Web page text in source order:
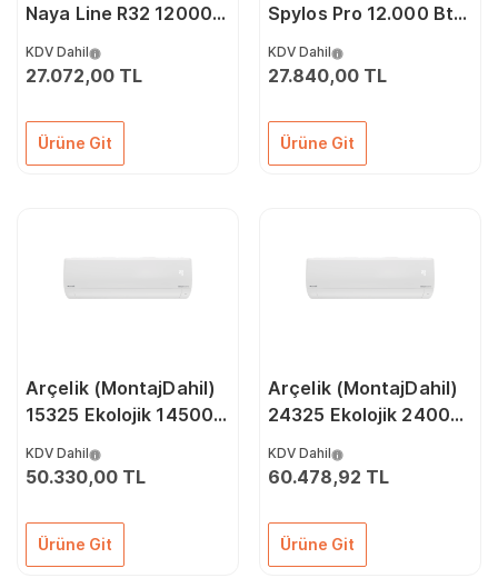
Naya Line R32 12000
Klima
KDV Dahil
27.072,00 TL
Ürüne Git
Spylos Pro 12.000 Btu
KDV Dahil
27.840,00 TL
Ürüne Git
Arçelik (MontajDahil)
15325 Ekolojik 14500
KDV Dahil
50.330,00 TL
Ürüne Git
Arçelik (MontajDahil)
24325 Ekolojik 24000
KDV Dahil
60.478,92 TL
Ürüne Git